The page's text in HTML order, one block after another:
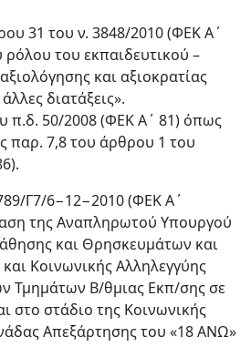
31 του ν. 3848/2010 (ΦΕΚ Α΄
του εκπαιδευτικού –
και αξιοκρατίας
διατάξεις».
π.δ. 50/2008 (ΦΕΚ Α΄ 81) όπως
παρ. 7,8 του άρθρου 1 του
Γ7/6−12−2010 (ΦΕΚ Α΄
της Αναπληρωτού Υπουργού
και Θρησκευμάτων και
Κοινωνικής Αλληλεγγύης
Τμημάτων Β/θμιας Εκπ/σης σε
στο στάδιο της Κοινωνικής
Απεξάρτησης του «18 ΑΝΩ»